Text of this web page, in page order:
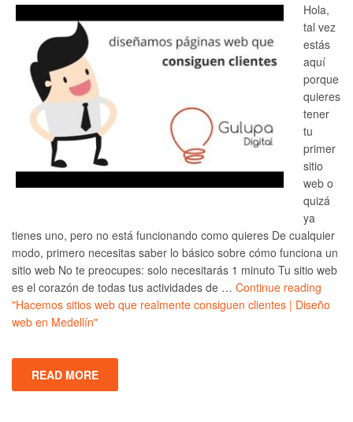
Hola,
tal vez
estás
aquí
porque
quieres
tener
tu
primer
sitio
web o
quizá
ya
tienes uno, pero no está funcionando como quieres De cualquier
modo, primero necesitas saber lo básico sobre cómo funciona un
sitio web No te preocupes: solo necesitarás 1 minuto Tu sitio web
es el corazón de todas tus actividades de … Continue reading
"Hacemos sitios web que realmente consiguen clientes | Diseño
web en Medellín"
READ MORE